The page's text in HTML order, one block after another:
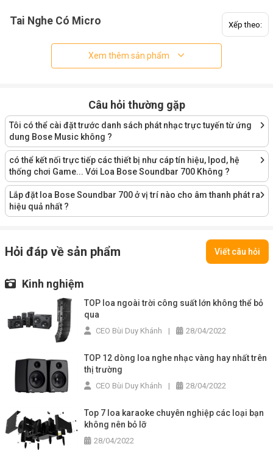
Tai Nghe Có Micro Xếp theo:
Xem thêm sản phẩm
Câu hỏi thường gặp
Tôi có thể cài đặt trước danh sách phát nhạc trực tuyến từ ứng
dung Bose Music không ?
có thể kết nối trực tiếp các thiết bị như cáp tín hiệu, Ipod, hệ
thống chơi Game... Với Loa Bose Soundbar 700 Không ?
Lắp đặt loa Bose Soundbar 700 ở vị trí nào cho âm thanh phát ra
hiệu quả nhất ?
Hỏi đáp về sản phẩm Viết câu hỏi
Kinh nghiệm
TOP loa ngoài trời công suất lớn không thể bỏ
qua
CEO Bùi Duy Khánh | 28/04/2022
TOP 12 dòng loa nghe nhạc vàng hay nhất trên
thị trường
CEO Bùi Duy Khánh | 28/04/2022
Top 7 loa karaoke chuyên nghiệp các loại bạn
không nên bỏ lỡ
28/04/2022